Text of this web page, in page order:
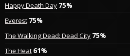
Happy Death Day 75%
Everest 75%
The Walking Dead: Dead City 75%
The Heat 61%